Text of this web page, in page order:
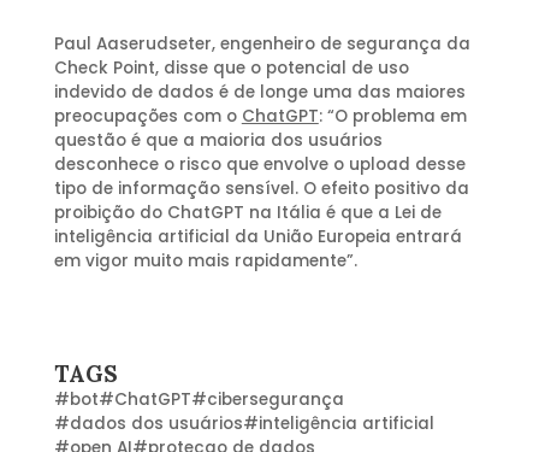
Paul Aaserudseter, engenheiro de segurança da
Check Point, disse que o potencial de uso
indevido de dados é de longe uma das maiores
preocupações com o ChatGPT: “O problema em
questão é que a maioria dos usuários
desconhece o risco que envolve o upload desse
tipo de informação sensível. O efeito positivo da
proibição do ChatGPT na Itália é que a Lei de
inteligência artificial da União Europeia entrará
em vigor muito mais rapidamente”.
TAGS
#bot#ChatGPT#cibersegurança
#dados dos usuários#inteligência artificial